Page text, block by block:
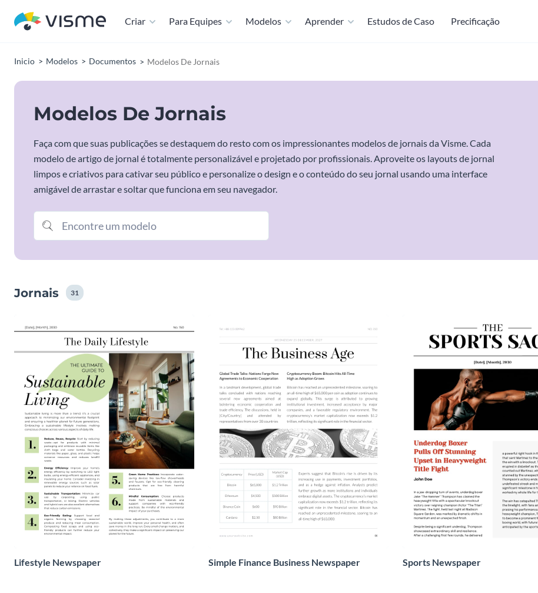
Criar Para Equipes Modelos Aprender Estudos de Caso Precificação
Inicio Modelos Documentos Modelos De Jornais
Modelos De Jornais
Faça com que suas publicações se destaquem do resto com os impressionantes modelos de jornais da Visme. Cada
modelo de artigo de jornal é totalmente personalizável e projetado por profissionais. Aproveite os layouts de jornal
limpos e criativos para cativar seu público e personalize o design e o conteúdo do seu jornal usando uma interface
amigável de arrastar e soltar que funciona em seu navegador.
Jornais 31
Lifestyle Newspaper Simple Finance Business Newspaper Sports Newspaper